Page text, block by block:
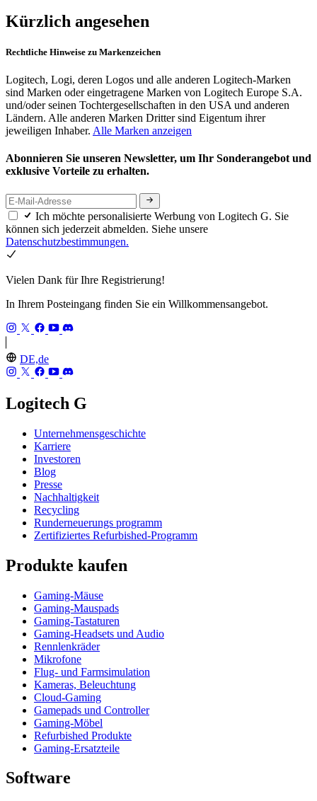
Kürzlich angesehen
Rechtliche Hinweise zu Markenzeichen
Logitech, Logi, deren Logos und alle anderen Logitech-Marken
sind Marken oder eingetragene Marken von Logitech Europe S.A.
und/oder seinen Tochtergesellschaften in den USA und anderen
Ländern. Alle anderen Marken Dritter sind Eigentum ihrer
jeweiligen Inhaber. Alle Marken anzeigen
Abonnieren Sie unseren Newsletter, um Ihr Sonderangebot und
exklusive Vorteile zu erhalten.
Ich möchte personalisierte Werbung von Logitech G. Sie
können sich jederzeit abmelden. Siehe unsere
Datenschutzbestimmungen.
Vielen Dank für Ihre Registrierung!
In Ihrem Posteingang finden Sie ein Willkommensangebot.
DE,de
Logitech G
Unternehmensgeschichte
Karriere
Investoren
Blog
Presse
Nachhaltigkeit
Recycling
Runderneuerungs programm
Zertifiziertes Refurbished-Programm
Produkte kaufen
Gaming-Mäuse
Gaming-Mauspads
Gaming-Tastaturen
Gaming-Headsets und Audio
Rennlenkräder
Mikrofone
Flug- und Farmsimulation
Kameras, Beleuchtung
Cloud-Gaming
Gamepads und Controller
Gaming-Möbel
Refurbished Produkte
Gaming-Ersatzteile
Software